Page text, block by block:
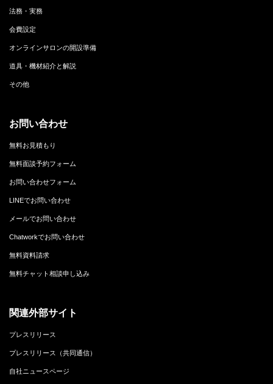
法務・実務
会費設定
オンラインサロンの開設準備
道具・機材紹介と解説
その他
お問い合わせ
無料お見積もり
無料面談予約フォーム
お問い合わせフォーム
LINEでお問い合わせ
メールでお問い合わせ
Chatworkでお問い合わせ
無料資料請求
無料チャット相談申し込み
関連外部サイト
プレスリリース
プレスリリース（共同通信）
自社ニュースページ